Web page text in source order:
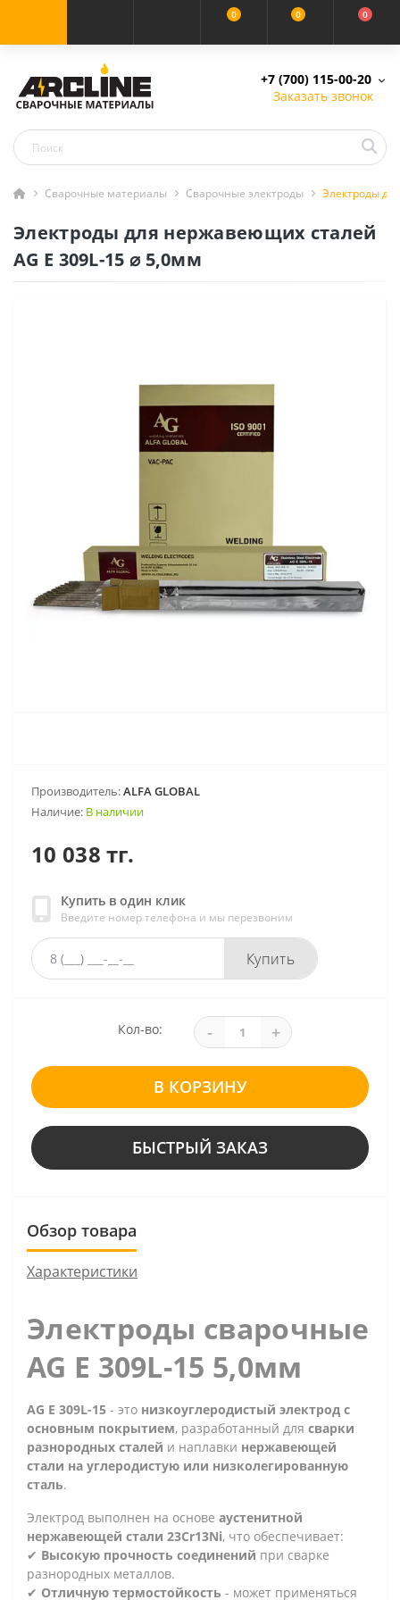
0 0 0
+7 (700) 115-00-20
Заказать звонок
Сварочные материалы Сварочные электроды Электроды
Электроды для нержавеющих сталей
AG E 309L-15 ⌀ 5,0мм
Производитель:ALFA GLOBAL
Наличие: В наличии
10 038 тг.
Купить в один клик
Введите номер телефона и мы перезвоним
Купить
Кол-во: - +
В КОРЗИНУ
БЫСТРЫЙ ЗАКАЗ
Обзор товара
Характеристики
Электроды сварочные
AG E 309L-15 5,0мм
AG E 309L-15 - это низкоуглеродистый электрод с
основным покрытием, разработанный для сварки
разнородных сталей и наплавки нержавеющей
стали на углеродистую или низколегированную
сталь.
Электрод выполнен на основе аустенитной
нержавеющей стали 23Cr13Ni, что обеспечивает:
✔ Высокую прочность соединений при сварке
разнородных металлов.
✔ Отличную термостойкость - может применяться